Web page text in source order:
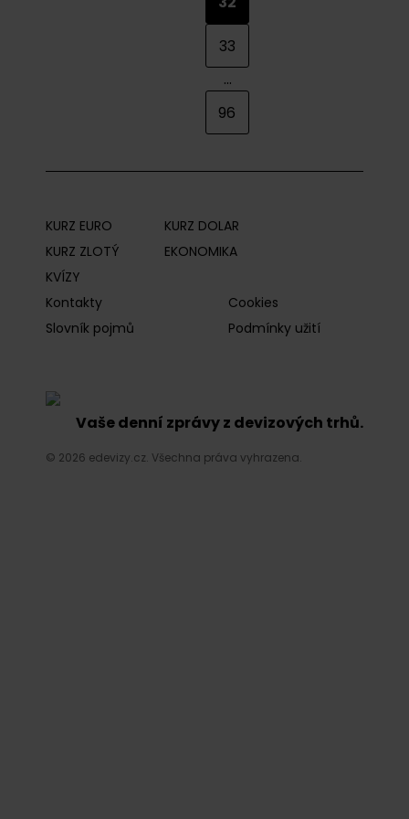
33
...
96
KURZ EURO
KURZ DOLAR
KURZ ZLOTÝ
EKONOMIKA
KVÍZY
Kontakty
Cookies
Slovník pojmů
Podmínky užití
Vaše denní zprávy z devizových trhů.
© 2026 edevizy.cz. Všechna práva vyhrazena.